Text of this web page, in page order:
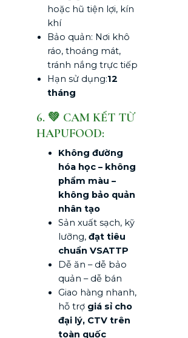
hoặc hũ tiện lợi, kín
khí
Bảo quản: Nơi khô
ráo, thoáng mát,
tránh nắng trực tiếp
Hạn sử dụng:12
tháng
6. 💚 CAM KẾT TỪ
HAPUFOOD:
Không đường
hóa học – không
phẩm màu –
không bảo quản
nhân tạo
Sản xuất sạch, kỹ
lưỡng, đạt tiêu
chuẩn VSATTP
Dễ ăn – dễ bảo
quản – dễ bán
Giao hàng nhanh,
hỗ trợ giá sỉ cho
đại lý, CTV trên
toàn quốc